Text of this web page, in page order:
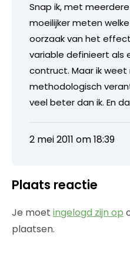
Snap ik, met
moeilijker meten
oorzaak van het
variable definieert als
contruct. Maar ik
methodologisch
veel beter dan ik. En
2 mei 2011 om 18:39
Plaats reactie
Je moet ingelogd zijn op
plaatsen.